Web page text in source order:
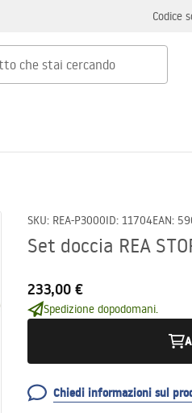
Codice
SKU: REA-P3000ID: 11704EAN:
Set doccia REA
233,00 €
Spedizione dopodomani.
Chiedi informazioni sul